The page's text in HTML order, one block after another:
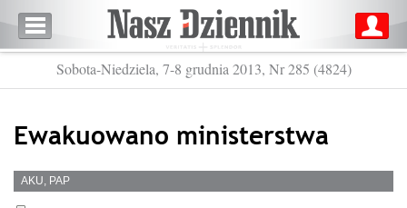
Sobota-Niedziela, 7-8 grudnia 2013, Nr 285 (4824)
Ewakuowano ministerstwa
AKU, PAP